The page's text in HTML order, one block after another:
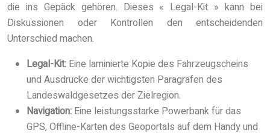
die ins Gepäck gehören. Dieses « Legal-Kit » kann bei
Diskussionen oder Kontrollen den entscheidenden
Unterschied machen.
Legal-Kit: Eine laminierte Kopie des Fahrzeugscheins
und Ausdrucke der wichtigsten Paragrafen des
Landeswaldgesetzes der Zielregion.
Navigation: Eine leistungsstarke Powerbank für das
GPS, Offline-Karten des Geoportals auf dem Handy und